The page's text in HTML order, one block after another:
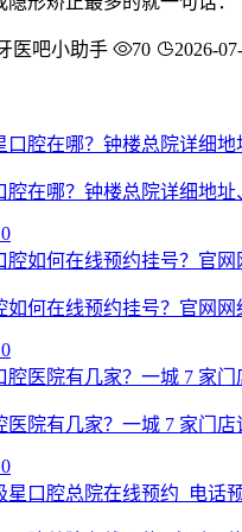
医吧小助手 70 2026-
腔在哪？钟楼总院详细地
0
如何在线预约挂号？官网
0
医院有几家？一城 7 家门店
0